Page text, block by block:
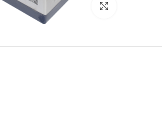
برای بزرگنمایی کلیک کنید